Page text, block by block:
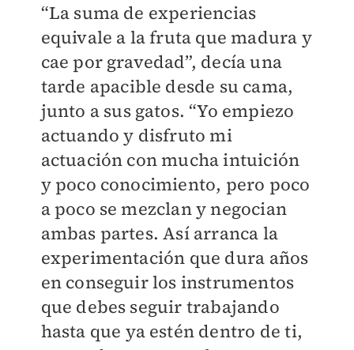
“La suma de experiencias
equivale a la fruta que madura y
cae por gravedad”, decía una
tarde apacible desde su cama,
junto a sus gatos. “Yo empiezo
actuando y disfruto mi
actuación con mucha intuición
y poco conocimiento, pero poco
a poco se mezclan y negocian
ambas partes. Así arranca la
experimentación que dura años
en conseguir los instrumentos
que debes seguir trabajando
hasta que ya estén dentro de ti,